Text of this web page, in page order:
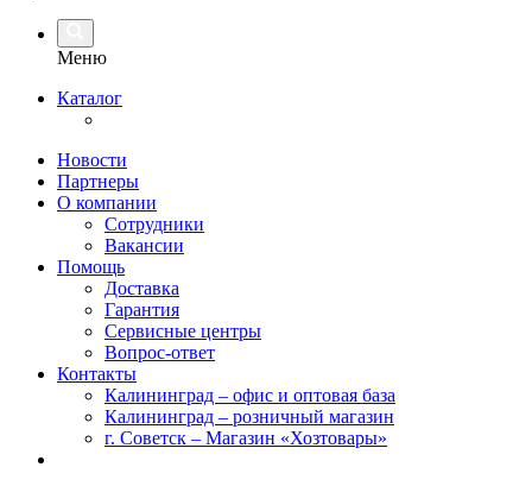
Меню
Каталог
Новости
Партнеры
О компании
Сотрудники
Вакансии
Помощь
Доставка
Гарантия
Сервисные центры
Вопрос-ответ
Контакты
Калининград – офис и оптовая база
Калининград – розничный магазин
г. Советск – Магазин «Хозтовары»